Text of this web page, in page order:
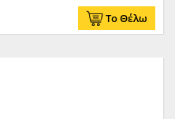
Το Θέλω